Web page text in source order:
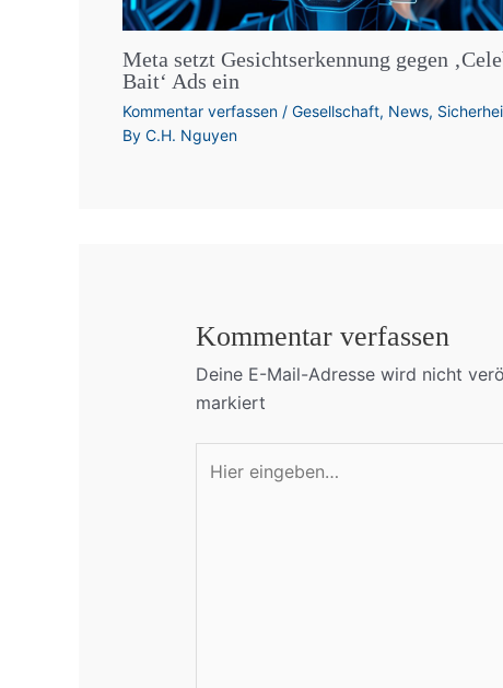
Meta setzt Gesichtserkennung gegen
Bait‘ Ads ein
Kommentar verfassen / Gesellschaft, News,
By C.H. Nguyen
Kommentar verfassen
Deine E-Mail-Adresse wird nicht
markiert
eingeben…